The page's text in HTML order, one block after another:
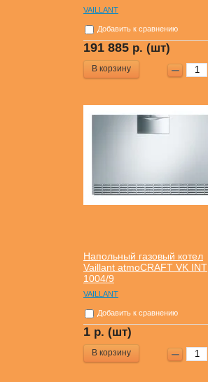
VAILLANT
Добавить к сравнению
191 885 р. (шт)
В корзину
Напольный газовый котел
Vaillant atmoCRAFT VK INT
1004/9
VAILLANT
Добавить к сравнению
1 р. (шт)
В корзину